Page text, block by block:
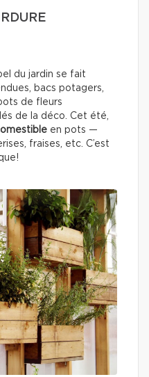
du jardin se fait
bacs potagers,
de fleurs
de la déco. Cet été,
en pots —
fraises, etc. C’est